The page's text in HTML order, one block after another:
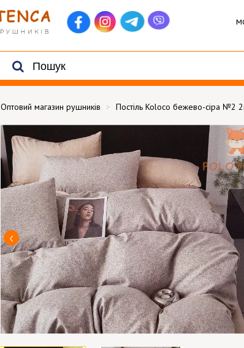
Оптовий магазин рушників Постіль Koloco бежево-сіра №2